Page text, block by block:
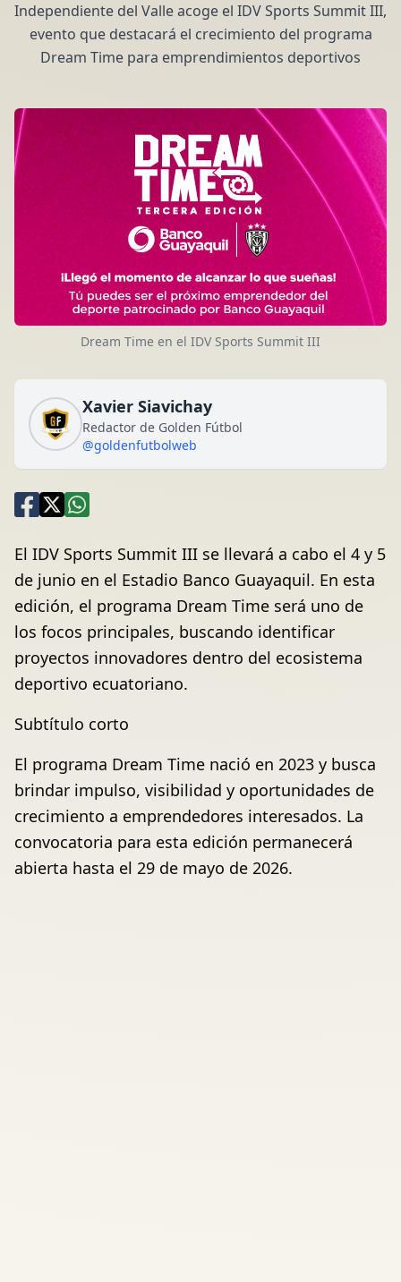
Independiente del Valle acoge el IDV Sports Summit III,
evento que destacará el crecimiento del programa
Dream Time para emprendimientos deportivos
Dream Time en el IDV Sports Summit III
Xavier Siavichay
Redactor de Golden Fútbol
@goldenfutbolweb
El IDV Sports Summit III se llevará a cabo el 4 y 5
de junio en el Estadio Banco Guayaquil. En esta
edición, el programa Dream Time será uno de
los focos principales, buscando identificar
proyectos innovadores dentro del ecosistema
deportivo ecuatoriano.
Subtítulo corto
El programa Dream Time nació en 2023 y busca
brindar impulso, visibilidad y oportunidades de
crecimiento a emprendedores interesados. La
convocatoria para esta edición permanecerá
abierta hasta el 29 de mayo de 2026.